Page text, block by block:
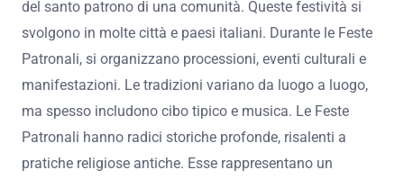
del santo patrono di una comunità. Queste festività si
svolgono in molte città e paesi italiani. Durante le Feste
Patronali, si organizzano processioni, eventi culturali e
manifestazioni. Le tradizioni variano da luogo a luogo,
ma spesso includono cibo tipico e musica. Le Feste
Patronali hanno radici storiche profonde, risalenti a
pratiche religiose antiche. Esse rappresentano un